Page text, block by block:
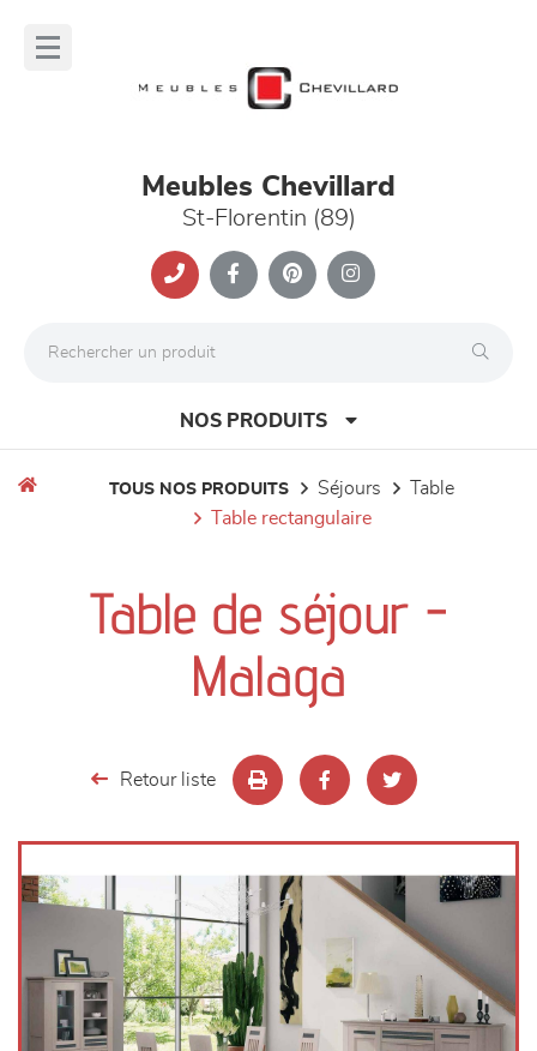
Meubles Chevillard
St-Florentin (89)
NOS PRODUITS
meubles de complément
décoration
TOUS NOS PRODUITS séjours
table
table rectangulaire
Table de séjour -
Malaga
Retour liste